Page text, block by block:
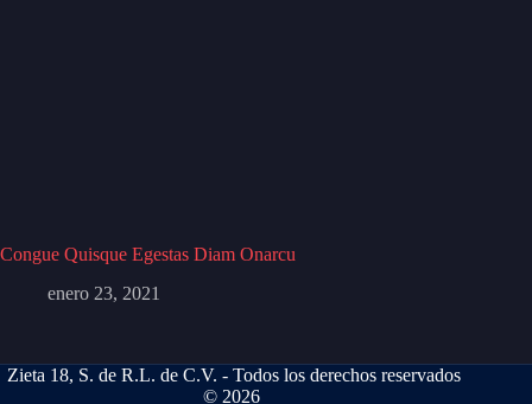
Congue Quisque Egestas Diam Onarcu
enero 23, 2021
Zieta 18, S. de R.L. de C.V. - Todos los derechos reservados
© 2026